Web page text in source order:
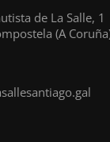
de La Salle, 1
(A